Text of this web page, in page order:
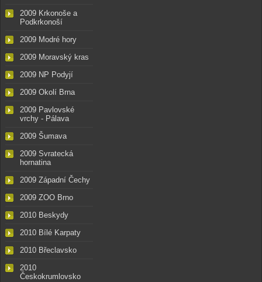
2009 Krkonoše a
Podkrkonoší
2009 Modré hory
2009 Moravský kras
2009 NP Podyjí
2009 Okolí Brna
2009 Pavlovské
vrchy - Pálava
2009 Šumava
2009 Svratecká
hornatina
2009 Západní Čechy
2009 ZOO Brno
2010 Beskydy
2010 Bílé Karpaty
2010 Břeclavsko
2010
Českokrumlovsko